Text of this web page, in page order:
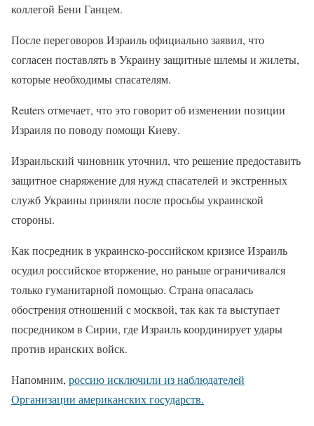
коллегой Бени Ганцем.
После переговоров Израиль официально заявил, что
согласен поставлять в Украину защитные шлемы и жилеты,
которые необходимы спасателям.
Reuters отмечает, что это говорит об изменении позиции
Израиля по поводу помощи Киеву.
Израильский чиновник уточнил, что решение предоставить
защитное снаряжение для нужд спасателей и экстренных
служб Украины приняли после просьбы украинской
стороны.
Как посредник в украинско-российском кризисе Израиль
осудил российское вторжение, но раньше ограничивался
только гуманитарной помощью. Страна опасалась
обострения отношений с москвой, так как та выступает
посредником в Сирии, где Израиль координирует удары
против иранских войск.
Напомним, россию исключили из наблюдателей
Организации американских государств.